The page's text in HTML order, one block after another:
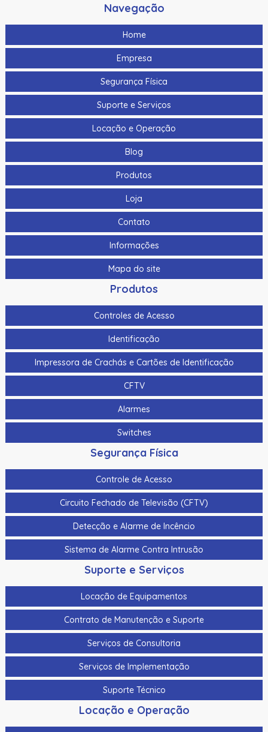
Navegação
Home
Empresa
Segurança Física
Suporte e Serviços
Locação e Operação
Blog
Produtos
Loja
Contato
Informações
Mapa do site
Produtos
Controles de Acesso
Identificação
Impressora de Crachás e Cartões de Identificação
CFTV
Alarmes
Switches
Segurança Física
Controle de Acesso
Circuito Fechado de Televisão (CFTV)
Detecção e Alarme de Incêncio
Sistema de Alarme Contra Intrusão
Suporte e Serviços
Locação de Equipamentos
Contrato de Manutenção e Suporte
Serviços de Consultoria
Serviços de Implementação
Suporte Técnico
Locação e Operação